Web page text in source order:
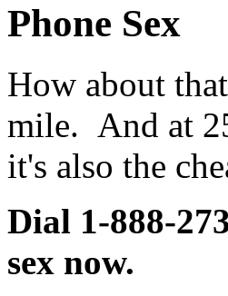
Phone Sex
How about
mile. And at
it's also the
Dial 1-888-
sex now.